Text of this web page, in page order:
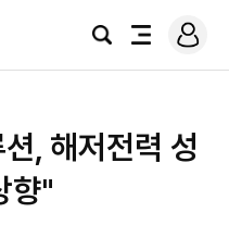
검
전
로
그
, 해저전력 성
향"